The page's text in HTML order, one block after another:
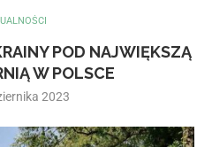
POD NAJWIĘKSZĄ
W POLSCE
2023